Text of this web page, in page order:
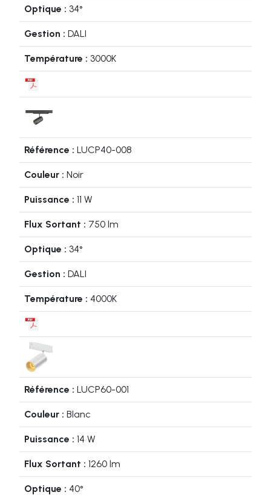
34°
DALI
3000K
LUCP40-008
Noir
11 W
750 lm
34°
DALI
4000K
LUCP60-001
Blanc
14 W
1260 lm
40°